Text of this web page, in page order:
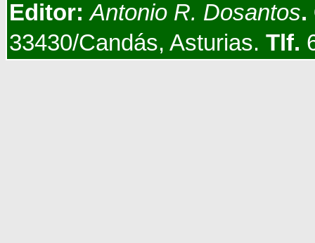
Editor:Antonio R. Dosantos.
33430/Candás, Asturias. Tlf.